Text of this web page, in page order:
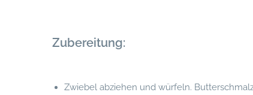
Zubereitung:
Zwiebel abziehen und würfeln.